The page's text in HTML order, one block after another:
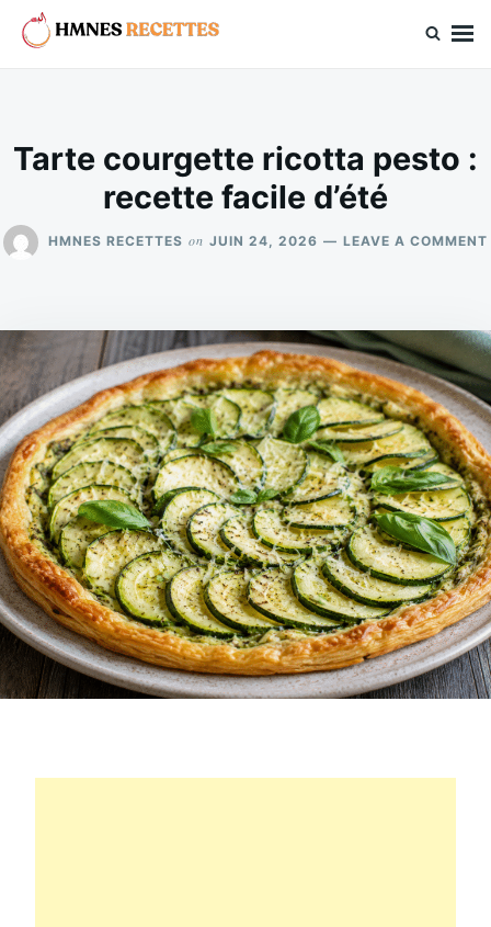
SkipSearch
for:
Tarte courgette ricotta pesto :
recette facile d’été
HMNES RECETTES on JUIN 24, 2026 LEAVE A COMMENT
: